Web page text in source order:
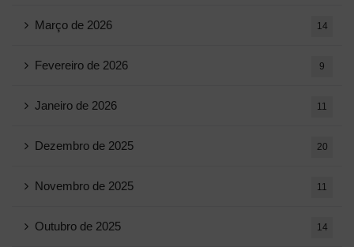
Março de 2026 14
Fevereiro de 2026 9
Janeiro de 2026 11
Dezembro de 2025 20
Novembro de 2025 11
Outubro de 2025 14